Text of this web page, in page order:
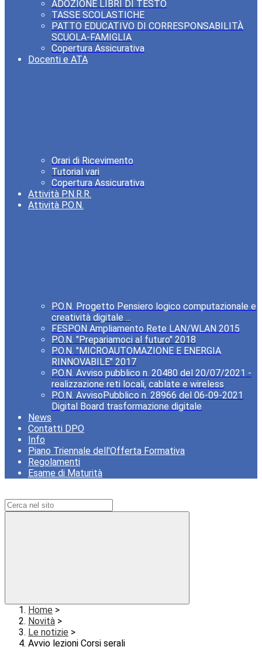
ADOZIONE LIBRI DI TESTO
TASSE SCOLASTICHE
PATTO EDUCATIVO DI CORRESPONSABILITÀ
SCUOLA-FAMIGLIA
Copertura Assicurativa
Docenti e ATA
Orari di Ricevimento
Tutorial vari
Copertura Assicurativa
Attività P.N.R.R.
Attività P.O.N.
P.O.N. Progetto Pensiero logico computazionale e
creatività digitale ...
FESPON Ampliamento Rete LAN/WLAN 2015
P.O.N. "Prepariamoci al futuro" 2018
P.O.N. "MICROAUTOMAZIONE E ENERGIA
RINNOVABILE" 2017
P.O.N. Avviso pubblico n. 20480 del 20/07/2021 -
realizzazione reti locali, cablate e wireless
P.O.N. AvvisoPubblico n. 28966 del 06-09-2021
Digital Board trasformazione digitale
News
Contatti DPO
Info
Piano Triennale dell'Offerta Formativa
Regolamenti
Esame di Maturità
Home >
Novità >
Le notizie >
Avvio lezioni Corsi serali